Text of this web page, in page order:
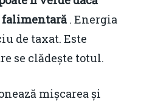
. Energia
de taxat. Este
se clădește totul.
mișcarea și